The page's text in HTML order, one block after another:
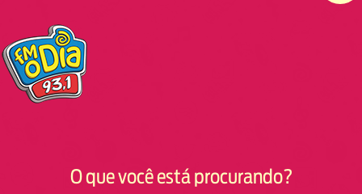
O que você está procurando?